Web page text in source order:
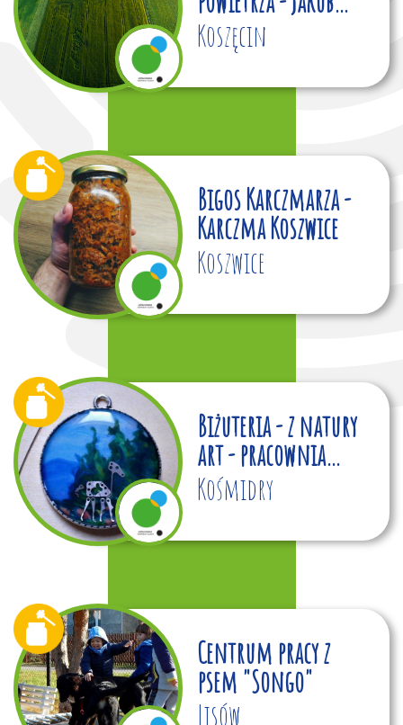
Witkowski
Koszęcin
Bigos Karczmarza -
Karczma Koszwice
Koszwice
Biżuteria - z natury
art - pracownia
artystyczna
Kośmidry
Centrum pracy z
psem "Songo"
Lisów